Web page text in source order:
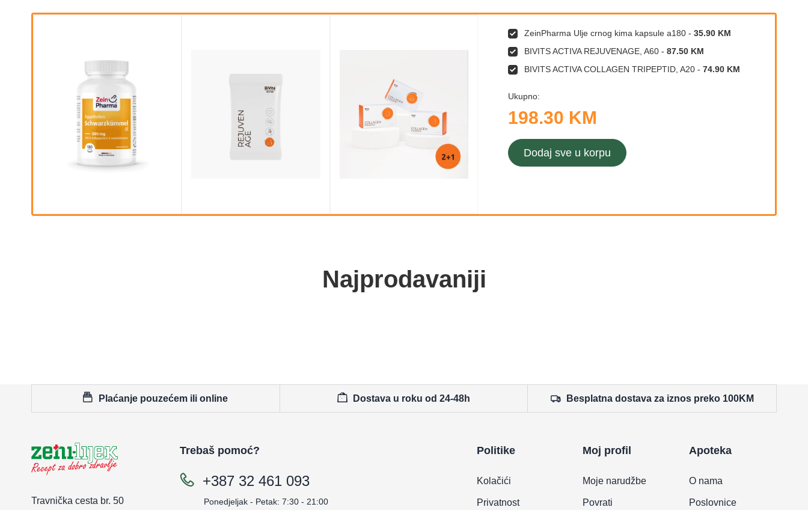
ZeinPharma Ulje crnog kima kapsule a180 -35.90 KM
BIVITS ACTIVA REJUVENAGE, A60 -87.50 KM
BIVITS ACTIVA COLLAGEN TRIPEPTID, A20 -74.90 KM
Ukupno:
198.30 KM
Dodaj sve u korpu
Najprodavaniji
Plaćanje pouzećem ili online Dostava u roku od 24-48h Besplatna dostava za iznos preko 100KM
Travnička cesta br. 50
Trebaš pomoć?
+387 32 461 093
Ponedjeljak - Petak: 7:30 - 21:00
Politike
Kolačići
Privatnost
Moj profil
Moje narudžbe
Povrati
Apoteka
O nama
Poslovnice